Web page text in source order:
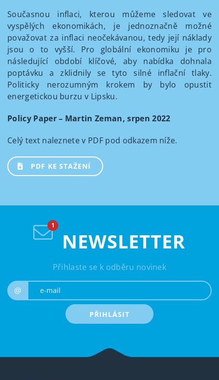
Současnou inflaci, kterou můžeme sledovat ve
vyspělých ekonomikách, je jednoznačně možné
považovat za inflaci neočekávanou, tedy její náklady
jsou o to vyšší. Pro globální ekonomiku je pro
následující období klíčové, aby nabídka dohnala
poptávku a zklidnily se tyto silné inflační tlaky.
Politicky nerozumným krokem by bylo opustit
energetickou burzu v Lipsku.
Policy Paper – Martin Zeman, srpen 2022
Celý text naleznete v PDF pod odkazem níže.
PDF KE STAŽENÍ
NEWSLETTER
Přihlaste se k odběru novinek
@
PŘIHLÁSIT